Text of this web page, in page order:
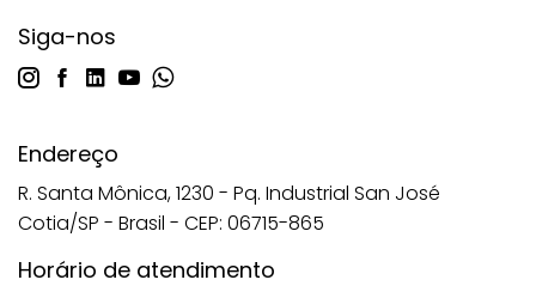
Siga-nos
Endereço
R. Santa Mônica, 1230 - Pq. Industrial San José
Cotia/SP - Brasil - CEP: 06715-865
Horário de atendimento